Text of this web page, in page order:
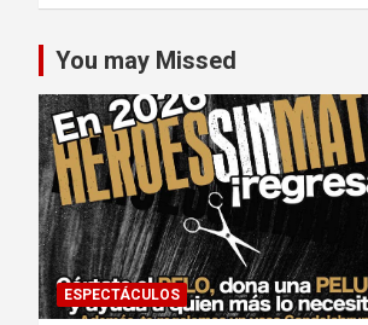
You may Missed
ESPECTÁCULOS